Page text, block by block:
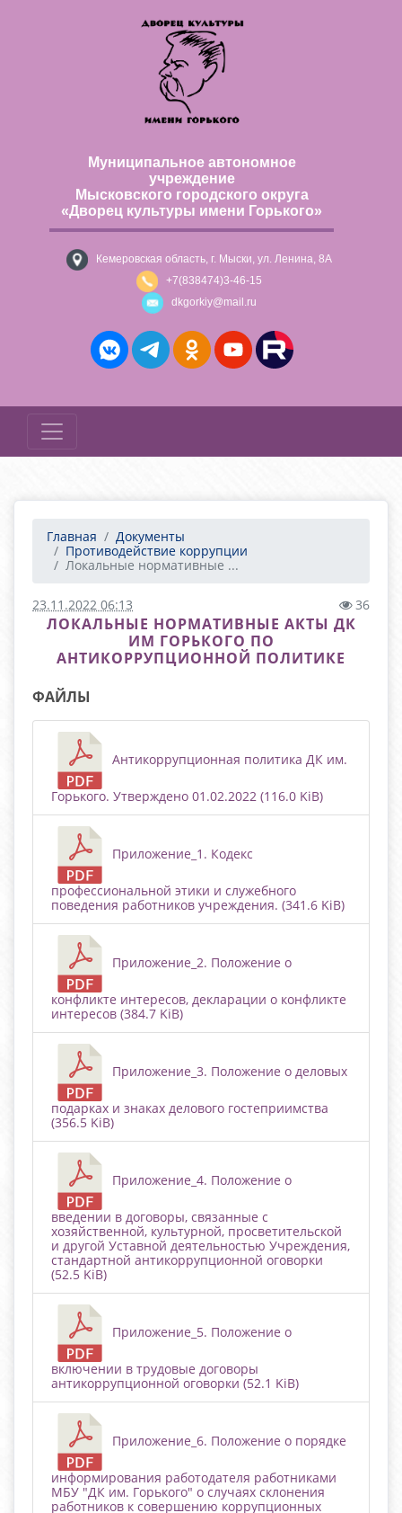
Муниципальное автономное
учреждение
Мысковского городского округа
«Дворец культуры имени Горького»
Кемеровская область, г. Мыски, ул. Ленина, 8А
+7(838474)3-46-15
dkgorkiy@mail.ru
Главная
Документы
Противодействие коррупции
Локальные нормативные ...
23.11.2022 06:13 36
ЛОКАЛЬНЫЕ НОРМАТИВНЫЕ АКТЫ ДК
ИМ ГОРЬКОГО ПО
АНТИКОРРУПЦИОННОЙ ПОЛИТИКЕ
ФАЙЛЫ
Антикоррупционная политика ДК им.
Горького. Утверждено 01.02.2022 (116.0 KiB)
Приложение_1. Кодекс
профессиональной этики и служебного
поведения работников учреждения. (341.6 KiB)
Приложение_2. Положение о
конфликте интересов, декларации о конфликте
интересов (384.7 KiB)
Приложение_3. Положение о деловых
подарках и знаках делового гостеприимства
(356.5 KiB)
Приложение_4. Положение о
введении в договоры, связанные с
хозяйственной, культурной, просветительской
и другой Уставной деятельностью Учреждения,
стандартной антикоррупционной оговорки
(52.5 KiB)
Приложение_5. Положение о
включении в трудовые договоры
антикоррупционной оговорки (52.1 KiB)
Приложение_6. Положение о порядке
информирования работодателя работниками
МБУ "ДК им. Горького" о случаях склонения
работников к совершению коррупционных